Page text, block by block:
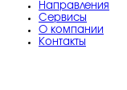
Направления
Сервисы
O компании
Контакты